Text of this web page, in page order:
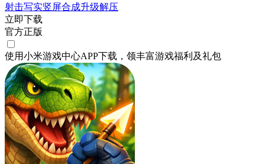
射击写实竖屏合成升级解压
立即下载
官方正版
使用小米游戏中心APP下载 ，领丰富游戏福利 及礼包